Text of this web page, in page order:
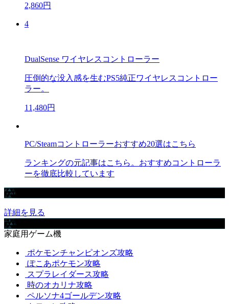
2,860円
4
DualSense ワイヤレスコントローラー
圧倒的な没入感を生むPS5純正ワイヤレスコントロー
ラー。
11,480円
PC/Steamコントローラーおすすめ20選はこちら
ランキングの元記事はこちら。おすすめコントローラ
ーを徹底比較しています
Amazonで買えるおすすめゲーミングデバイスまとめ【ad】
詳細を見る
攻略取扱いゲーム
家庭用ゲーム機
ポケモンチャンピオンズ攻略
ぽこあポケモン攻略
スプラレイダース攻略
時のオカリナ攻略
ペルソナ4ゴールデン攻略